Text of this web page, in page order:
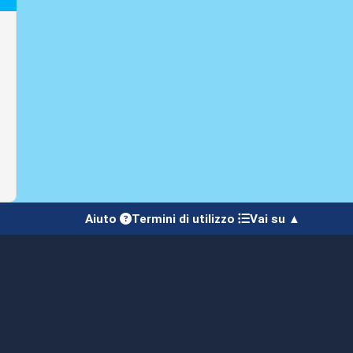
Aiuto Termini di utilizzo Vai su ▲